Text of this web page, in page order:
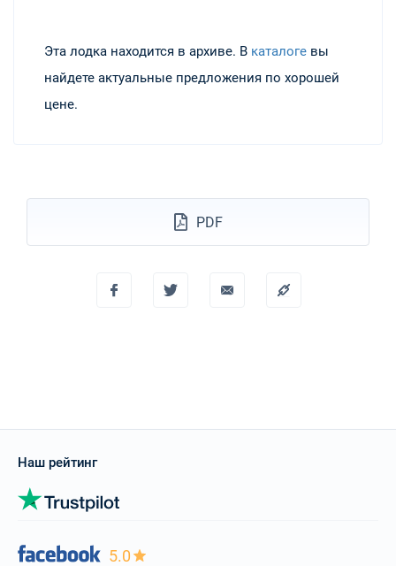
Эта лодка находится в архиве. В каталоге вы
найдете актуальные предложения по хорошей
цене.
PDF
Наш рейтинг
5.0